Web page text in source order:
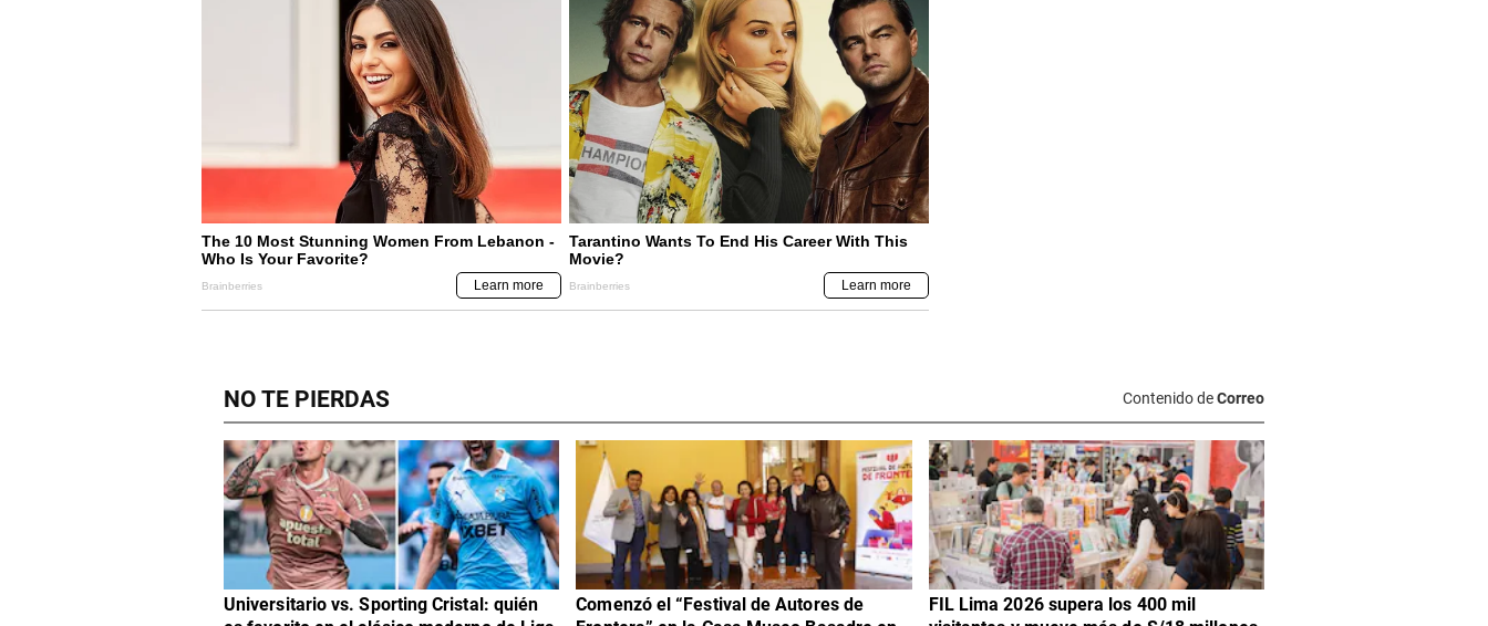
NO TE PIERDAS Contenido deCorreo
Universitario vs. Sporting Cristal: quién
Comenzó el “Festival de Autores de
FIL Lima 2026 supera los 400 mil